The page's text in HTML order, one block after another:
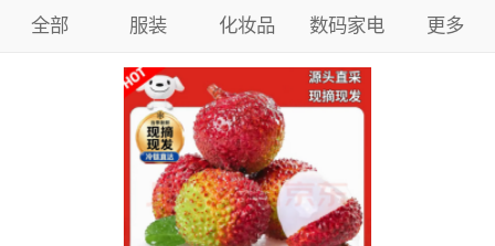
全部 服装 化妆品 数码家电 更多